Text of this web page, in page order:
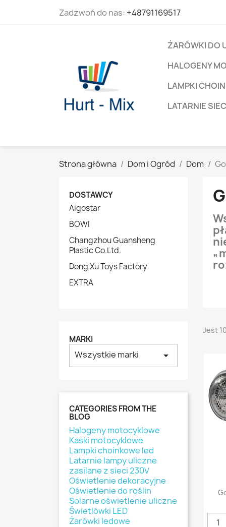
Zadzwoń do nas: +48791169517
ŻARÓWKI DO
HALOGENY
LAMPKI
LATARNIE
Strona główna Dom i Ogród Dom
DOSTAWCY
Aigostar
BOWI
Changzhou Guansheng
Plastic Co.Ltd.
Dong Xu Toys Factory
EXTRA
MARKI
Wszystkie marki arrow_drop_down
CATEGORIES FROM THE
BLOG
Halogeny motocyklowe
Kaski motocyklowe
Lampki choinkowe led
Latarnie lampy uliczne
zasilane z sieci 230V
Oświetlenie dekoracyjne
Oświetlenie do roślin
Solarne oświetlenie uliczne
Świetlówki LED
Żarówki ledowe
Jest